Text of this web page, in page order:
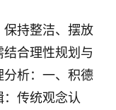
持整洁、摆放
合理性规划与
析：一、积德
传统观念认
联系方式的啊？
12